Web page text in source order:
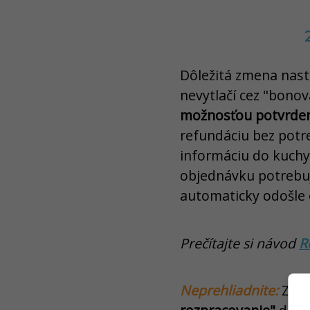
Dôležitá zmena
nevytlačí cez
možnosťou
refundáciu bez
informáciu do
objednávku
automaticky odošle
Prečítajte si návod
Neprehliadnite: